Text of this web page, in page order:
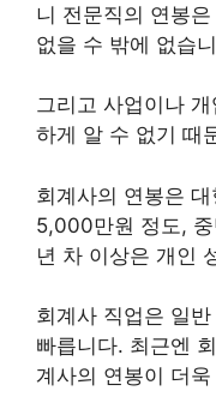
니 전문직의 연봉
없을 수 밖에 없습
그리고 사업이나
하게 알 수 없기 때
회계사의 연봉은
5,000만원 정도,
년 차 이상은 개인
회계사 직업은 일
빠릅니다. 최근엔
계사의 연봉이 더